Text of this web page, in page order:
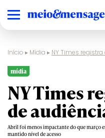
Início ▸ Mídia ▸ NY Times
mídia
NY Times
de
Abril foi menos impactante do que março
mantido nível de acesso